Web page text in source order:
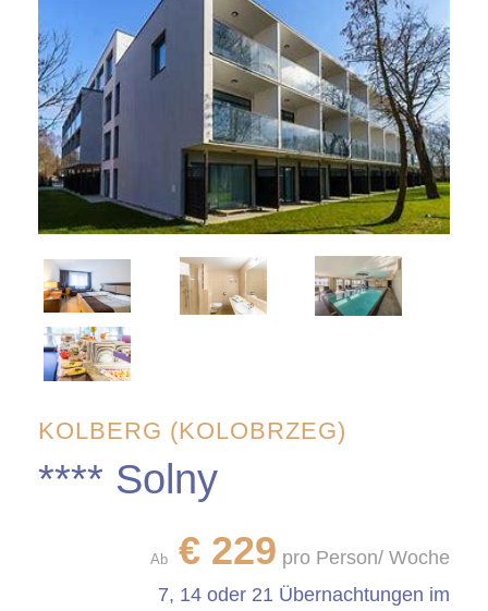
KOLBERG (KOLOBRZEG)
**** Solny
Ab € 229 pro Person/ Woche
7, 14 oder 21 Übernachtungen im